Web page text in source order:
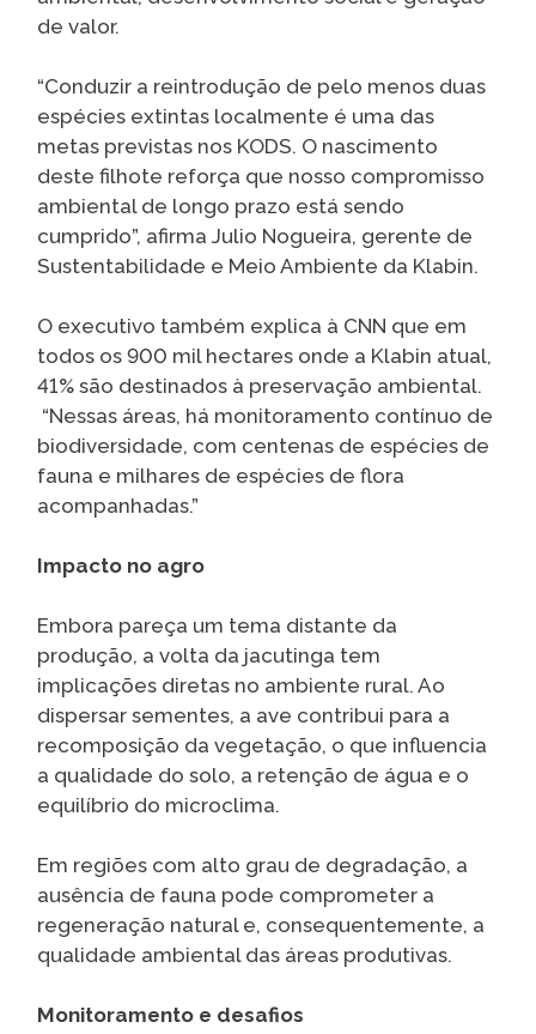
de valor.
“Conduzir a reintrodução de pelo menos duas
espécies extintas localmente é uma das
metas previstas nos KODS. O nascimento
deste filhote reforça que nosso compromisso
ambiental de longo prazo está sendo
cumprido”, afirma Julio Nogueira, gerente de
Sustentabilidade e Meio Ambiente da Klabin.
O executivo também explica à CNN que em
todos os 900 mil hectares onde a Klabin atual,
41% são destinados à preservação ambiental.
“Nessas áreas, há monitoramento contínuo de
biodiversidade, com centenas de espécies de
fauna e milhares de espécies de flora
acompanhadas.”
Impacto no agro
Embora pareça um tema distante da
produção, a volta da jacutinga tem
implicações diretas no ambiente rural. Ao
dispersar sementes, a ave contribui para a
recomposição da vegetação, o que influencia
a qualidade do solo, a retenção de água e o
equilíbrio do microclima.
Em regiões com alto grau de degradação, a
ausência de fauna pode comprometer a
regeneração natural e, consequentemente, a
qualidade ambiental das áreas produtivas.
Monitoramento e desafios